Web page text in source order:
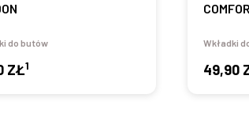
do butów
ZŁ1
Wkładki
49,90